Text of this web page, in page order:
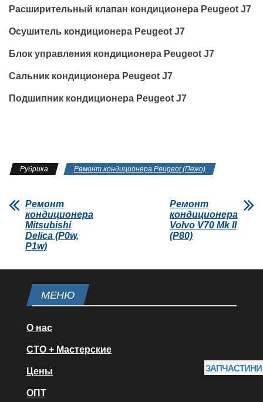
Расширительный клапан кондиционера Peugeot J7
Осушитель кондиционера Peugeot J7
Блок управления кондиционера Peugeot J7
Сальник кондиционера Peugeot J7
Подшипник кондиционера Peugeot J7
Рубрика Ремонт кондиционера Peugeot (Пежо)
Ремонт
кондиционера
Mitsubishi
Delica (P0w,
P1w)
Ремонт
кондиционера
Volvo V70 Mk II
(P80)
МЕНЮ
О нас
СТО + Мастерские
Цены
ОПТ
ЗАПЧАСТИНИ